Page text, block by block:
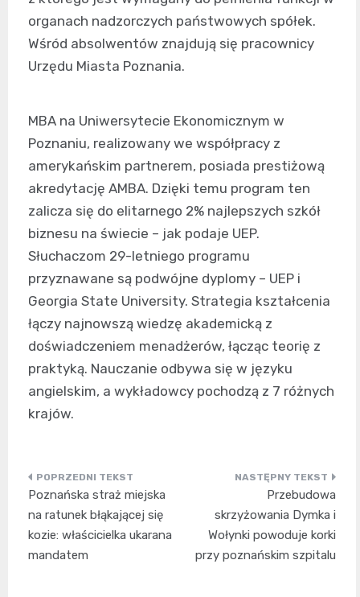
organach nadzorczych państwowych spółek.
Wśród absolwentów znajdują się pracownicy
Urzędu Miasta Poznania.
MBA na Uniwersytecie Ekonomicznym w
Poznaniu, realizowany we współpracy z
amerykańskim partnerem, posiada prestiżową
akredytację AMBA. Dzięki temu program ten
zalicza się do elitarnego 2% najlepszych szkół
biznesu na świecie – jak podaje UEP.
Słuchaczom 29-letniego programu
przyznawane są podwójne dyplomy – UEP i
Georgia State University. Strategia kształcenia
łączy najnowszą wiedzę akademicką z
doświadczeniem menadżerów, łącząc teorię z
praktyką. Nauczanie odbywa się w języku
angielskim, a wykładowcy pochodzą z 7 różnych
krajów.
Nawigacja
wpisu
Poznańska straż miejska
na ratunek błąkającej się
kozie: właścicielka ukarana
mandatem
Przebudowa
skrzyżowania Dymka i
Wołynki powoduje korki
przy poznańskim szpitalu